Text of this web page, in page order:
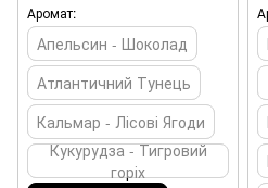
Аромат:
Апельсин - Шоколад
Атлантичний Тунець
Кальмар - Лісові Ягоди
Кукурудза - Тигровий
горіх